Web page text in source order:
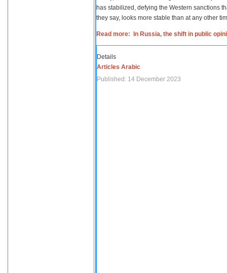
has stabilized, defying the Western sanctions
they say, looks more stable than at any other
Read more: In Russia, the shift in public
Details
Articles Arabic
Published: 14 December 2023